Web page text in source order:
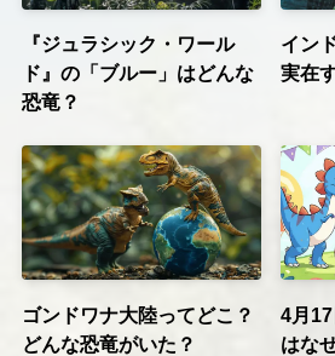
『ジュラシック・ワール
ド』の「ブルー」はどんな
恐竜？
イン
実在
ゴンドワナ大陸ってどこ？
どんな恐竜がいた？
4月
はな